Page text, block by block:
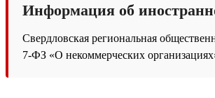
Информация об
Свердловская региональная
7-ФЗ «О некоммерческих